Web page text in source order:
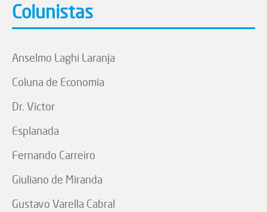
Colunistas
Anselmo Laghi Laranja
Coluna de Economia
Dr. Victor
Esplanada
Fernando Carreiro
Giuliano de Miranda
Gustavo Varella Cabral